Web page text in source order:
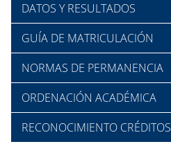
DATOS Y RESULTADOS
GUÍA DE MATRICULACIÓN
NORMAS DE PERMANENCIA
ORDENACIÓN ACADÉMICA
RECONOCIMIENTO CRÉDITOS